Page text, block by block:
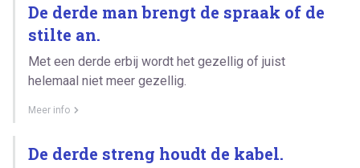
De derde man brengt de spraak of de
stilte an.
Met een derde erbij wordt het gezellig of juist
helemaal niet meer gezellig.
Meer info
De derde streng houdt de kabel.